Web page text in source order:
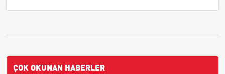
ÇOK OKUNAN HABERLER